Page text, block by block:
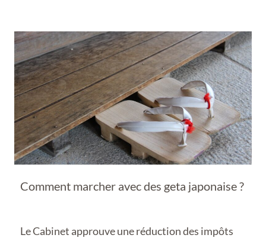
Comment marcher avec des geta japonaise ?
Le Cabinet approuve une réduction des impôts